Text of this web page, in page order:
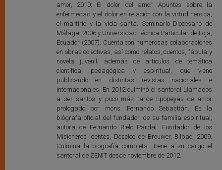
amor, 2010; El dolor del amor. Apuntes sobre la
enfermedad y el dolor en relación con la virtud heroica,
el martirio y la vida santa. Seminario Diocesano de
Málaga, 2006 y Universidad Técnica Particular de Loja,
Ecuador (2007). Cuenta con numerosas colaboraciones
en obras colectivas, así como relatos, cuentos, fábula y
novela juvenil, además de artículos de temática
científica, pedagógica y espiritual, que viene
publicando en distintas revistas nacionales e
internacionales. En 2012 culminó el santoral Llamados
a ser santos y poco más tarde Epopeyas de amor
prologado por mons. Fernando Sebastián. Es la
biógrafa oficial del fundador de su familia espiritual,
autora de Fernando Rielo Pardal. Fundador de los
Misioneros Identes, Desclée de Brouwer, Bilbao, 2009.
Culmina la biografía completa. Tiene a su cargo el
santoral de ZENIT desde noviembre de 2012.